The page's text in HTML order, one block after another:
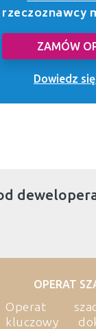
rzeczoznawcy
ZAMÓW
Dowiedz
OPERAT
Operat
kluczowy